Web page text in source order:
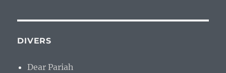
DIVERS
Dear Pariah